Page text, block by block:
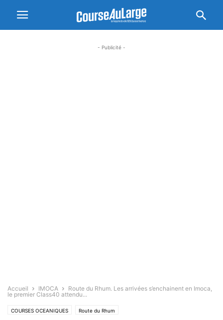
- Publicité -
Accueil IMOCA
Route du Rhum. Les arrivées s’enchainent en Imoca,
le premier Class40 attendu...
COURSES OCEANIQUES Route du Rhum